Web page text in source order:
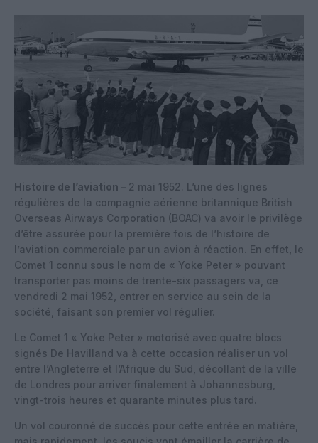
Histoire de l’aviation – 2 mai 1952. L’une des lignes
régulières de la compagnie aérienne britannique British
Overseas Airways Corporation (BOAC) va avoir le privilège
d’être assurée pour la première fois de l’histoire de
l’aviation commerciale par un avion à réaction. En effet, le
Comet 1 connu sous le nom de « Yoke Peter » pouvant
transporter pas moins de trente-six passagers va, ce
vendredi 2 mai 1952, entrer en service au sein de la
société, faisant son premier vol régulier.
Le Comet 1 « Yoke Peter » motorisé avec quatre blocs
signés De Havilland va à cette occasion réaliser un vol
entre l’Angleterre et l’Afrique du Sud, décollant de la ville
de Londres pour arriver finalement à Johannesburg,
vingt-trois heures et quarante minutes plus tard.
Un vol couronné de succès pour cette entrée en matière,